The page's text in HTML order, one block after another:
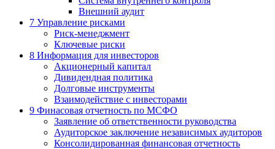
Внешний аудит
7 Управление рисками
Риск-менеджмент
Ключевые риски
8 Информация для инвесторов
Акционерный капитал
Дивидендная политика
Долговые инструменты
Взаимодействие с инвеcторами
9 Финасовая отчетность по МСФО
Заявление об ответственности руководства
Аудиторское заключение независимых аудиторов
Консолидированная финансовая отчетность